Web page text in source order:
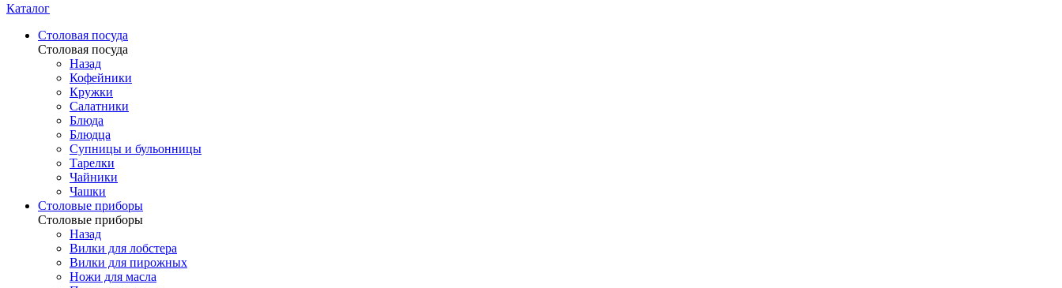
Каталог
Столовая посуда
Столовая посуда
Назад
Кофейники
Кружки
Салатники
Блюда
Блюдца
Супницы и бульонницы
Тарелки
Чайники
Чашки
Cтоловые приборы
Cтоловые приборы
Назад
Вилки для лобстера
Вилки для пирожных
Ножи для масла